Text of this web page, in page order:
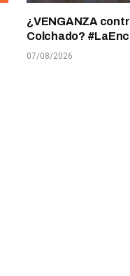
¿VENGANZA
Colchado?
07/08/2026